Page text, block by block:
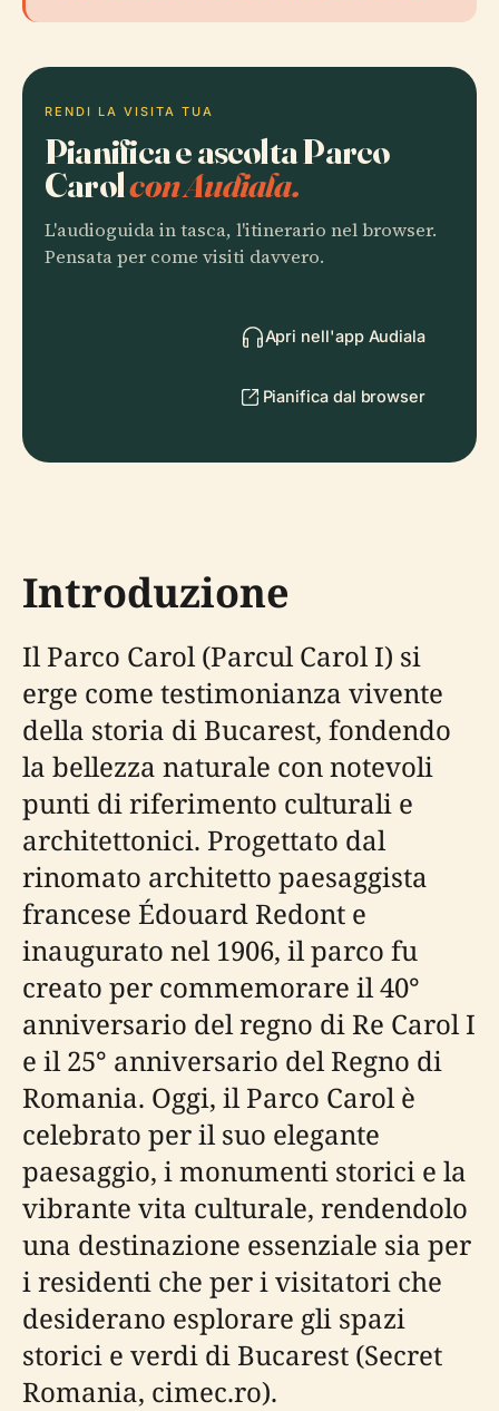
RENDI LA VISITA TUA
Pianifica e ascolta Parco
Carolcon Audiala.
L'audioguida in tasca, l'itinerario nel browser.
Pensata per come visiti davvero.
Apri nell'app Audiala
Pianifica dal browser
Introduzione
Il Parco Carol (Parcul Carol I) si
erge come testimonianza vivente
della storia di Bucarest, fondendo
la bellezza naturale con notevoli
punti di riferimento culturali e
architettonici. Progettato dal
rinomato architetto paesaggista
francese Édouard Redont e
inaugurato nel 1906, il parco fu
creato per commemorare il 40°
anniversario del regno di Re Carol I
e il 25° anniversario del Regno di
Romania. Oggi, il Parco Carol è
celebrato per il suo elegante
paesaggio, i monumenti storici e la
vibrante vita culturale, rendendolo
una destinazione essenziale sia per
i residenti che per i visitatori che
desiderano esplorare gli spazi
storici e verdi di Bucarest (Secret
Romania, cimec.ro).